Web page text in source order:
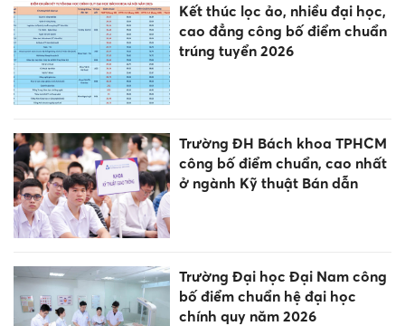
Kết thúc lọc ảo, nhiều đại học,
cao đẳng công bố điểm chuẩn
trúng tuyển 2026
Trường ĐH Bách khoa TPHCM
công bố điểm chuẩn, cao nhất
ở ngành Kỹ thuật Bán dẫn
Trường Đại học Đại Nam công
bố điểm chuẩn hệ đại học
chính quy năm 2026